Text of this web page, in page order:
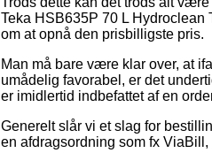
Teka HSB635P 70 L Hydroclean
om at opnå den prisbilligste pris.
Man må bare være klar over, at
umådelig favorabel, er det
er imidlertid indbefattet af en
Generelt slår vi et slag for
en afdragsordning som fx